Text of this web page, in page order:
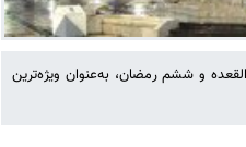
و ششم رمضان، به‌عنوان ویژه‌ترین